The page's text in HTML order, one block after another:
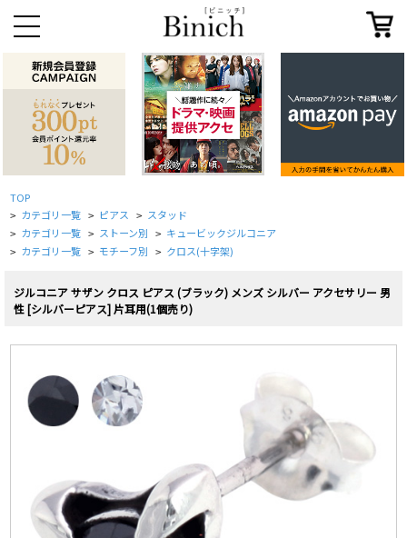
TOP
> カテゴリ一覧 > ピアス > スタッド
> カテゴリ一覧 > ストーン別 > キュービックジルコニア
> カテゴリ一覧 > モチーフ別 > クロス(十字架)
ジルコニア サザン クロス ピアス (ブラック) メンズ シルバー アクセサリー 男
性 [シルバーピアス] 片耳用(1個売り)